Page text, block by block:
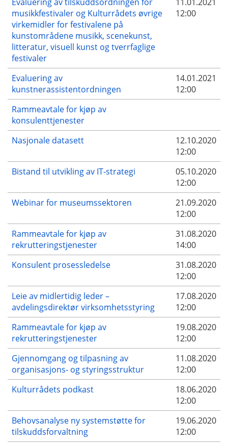
musikkfestivaler og Kulturrådets øvrige
virkemidler for festivalene på
kunstområdene musikk, scenekunst,
litteratur, visuell kunst og tverrfaglige
festivaler
12:00
Evaluering av
kunstnerassistentordningen
14.01.2021
12:00
Rammeavtale for kjøp av
konsulenttjenester
Nasjonale datasett
12.10.2020
12:00
Bistand til utvikling av IT-strategi
05.10.2020
12:00
Webinar for museumssektoren
21.09.2020
12:00
Rammeavtale for kjøp av
rekrutteringstjenester
31.08.2020
14:00
Konsulent prosessledelse
31.08.2020
12:00
Leie av midlertidig leder –
avdelingsdirektør virksomhetsstyring
17.08.2020
12:00
Rammeavtale for kjøp av
rekrutteringstjenester
19.08.2020
12:00
Gjennomgang og tilpasning av
organisasjons- og styringsstruktur
11.08.2020
12:00
Kulturrådets podkast
18.06.2020
12:00
Behovsanalyse ny systemstøtte for
tilskuddsforvaltning
19.06.2020
12:00